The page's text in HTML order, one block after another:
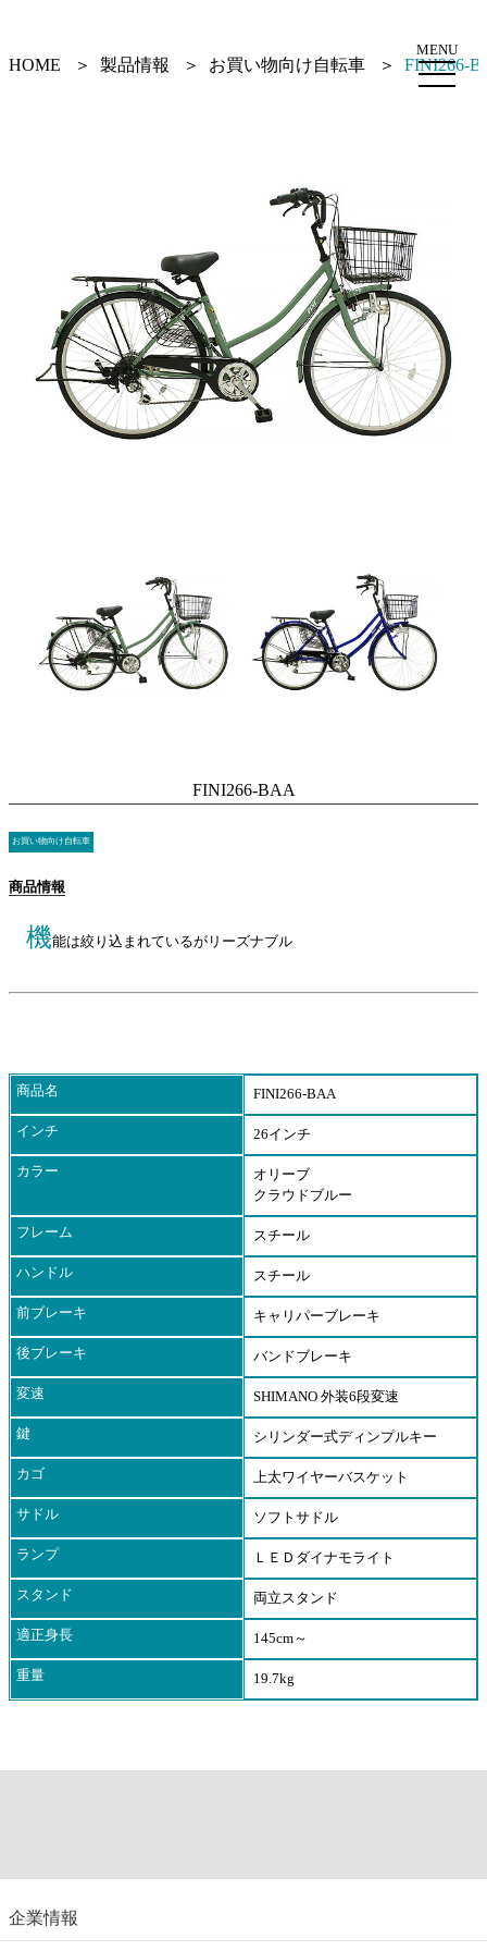
MENU
HOME 製品情報 お買い物向け自転車 FINI266-
FINI266-BAA
お買い物向け自転車
商品情報
機能は絞り込まれているがリーズナブル
商品名 FINI266-BAA
インチ 26インチ
カラー
オリーブ
クラウドブルー
フレーム スチール
ハンドル スチール
前ブレーキ キャリパーブレーキ
後ブレーキ バンドブレーキ
変速 SHIMANO 外装6段変速
鍵 シリンダー式ディンプルキー
カゴ 上太ワイヤーバスケット
サドル ソフトサドル
ランプ ＬＥＤダイナモライト
スタンド 両立スタンド
適正身長 145cm～
重量 19.7kg
企業情報